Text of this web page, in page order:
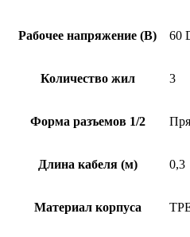
Рабочее напряжение (В) 60
Количество жил 3
Форма разъемов 1/2
Длина кабеля (м) 0,3
Материал корпуса